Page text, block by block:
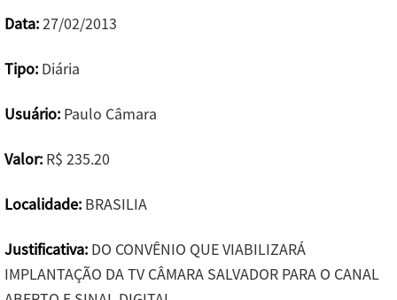
Data:27/02/2013
Tipo: Diária
Usuário: Paulo Câmara
Valor: R$ 235.20
Localidade: BRASILIA
Justificativa: DO CONVÊNIO QUE VIABILIZARÁ
IMPLANTAÇÃO DA TV CÂMARA SALVADOR PARA O CANAL